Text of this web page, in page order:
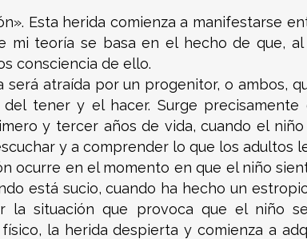
Esta herida comienza a manifestarse
teoría se basa en el hecho de que,
consciencia de ello.
atraída por un progenitor, o ambos,
tener y el hacer. Surge
y tercer años de vida, cuando el
y a comprender lo que los adultos
ocurre en el momento en que el niño
está sucio, cuando ha hecho un
la situación que provoca que el niño
la herida despierta y comienza a